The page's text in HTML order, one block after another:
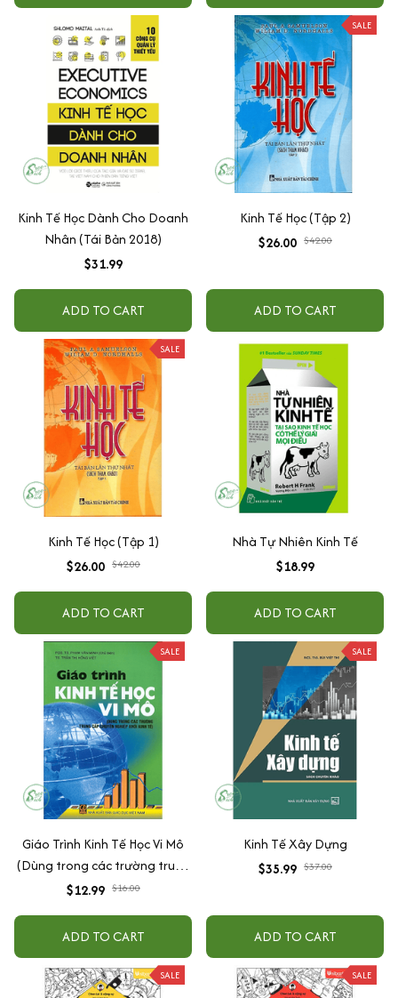
Kinh Tế Học Dành Cho Doanh
Nhân (Tái Bản 2018)
$31.99
ADD TO CART
SALE
Kinh Tế Học (Tập 2)
$26.00 $42.00
ADD TO CART
SALE
Kinh Tế Học (Tập 1)
$26.00 $42.00
ADD TO CART
Nhà Tự Nhiên Kinh Tế
$18.99
ADD TO CART
SALE
Giáo Trình Kinh Tế Học Vi Mô
(Dùng trong các trường trung
cấp chuyên nghiệp khối kinh
$12.99 $16.00
ADD TO CART
SALE
Kinh Tế Xây Dựng
$35.99 $37.00
ADD TO CART
SALE SALE